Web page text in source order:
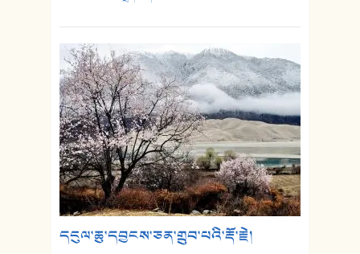
དངུལ་ཆུ་དབྱངས་ཅན་གྲུབ་པའི་རྡོ་རྗེ།